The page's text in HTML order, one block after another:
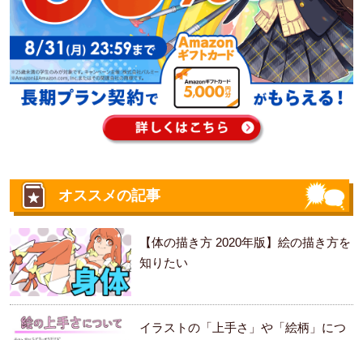
オススメの記事
【体の描き方 2020年版】絵の描き方を
知りたい
イラストの「上手さ」や「絵柄」につ